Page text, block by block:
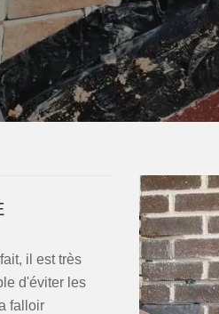
il est très
d'éviter les
falloir